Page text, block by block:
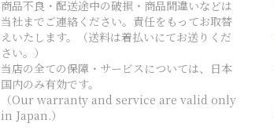
商品不良・配送途中の破損・商品間違いなどは
当社までご連絡ください。責任をもってお取替
えいたします。（送料は着払いにてお送りくだ
さい。）
当店の全ての保障・サービスについては、日本
国内のみ有効です。
（Our warranty and service are valid only
in Japan.）